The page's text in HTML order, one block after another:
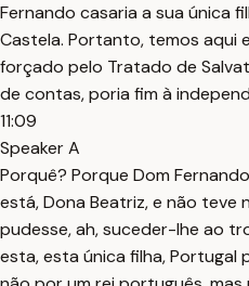
Fernando casaria a sua única
Castela. Portanto, temos aqui
forçado pelo Tratado de
de contas, poria fim à
11:09
Speaker A
Porquê? Porque Dom
está, Dona Beatriz, e não teve
pudesse, ah, suceder-lhe ao
esta, esta única filha, Portugal